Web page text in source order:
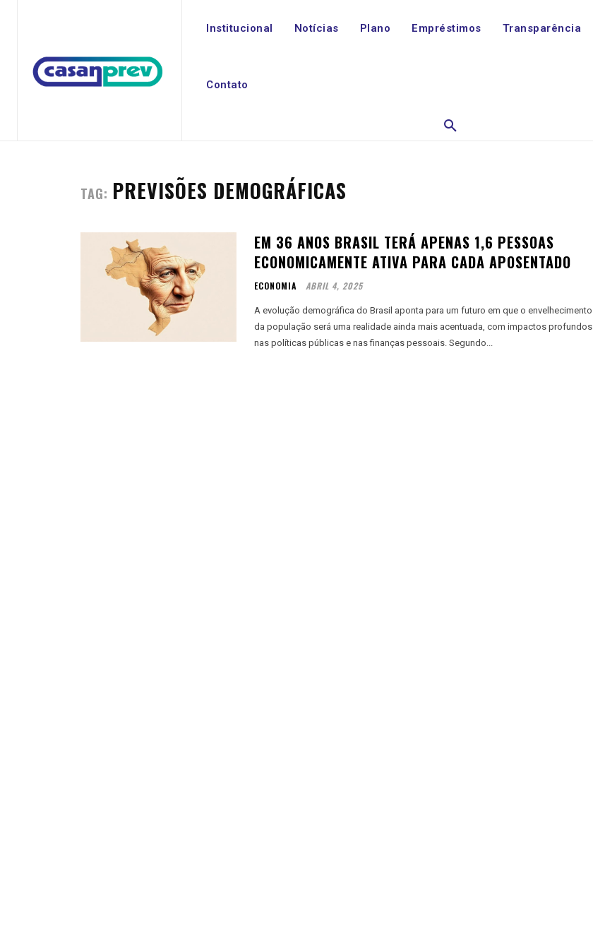
Institucional Notícias Plano Empréstimos Transparência
Contato
TAG: PREVISÕES DEMOGRÁFICAS
EM 36 ANOS BRASIL TERÁ APENAS 1,6 PESSOAS
ECONOMICAMENTE ATIVA PARA CADA APOSENTADO
ECONOMIA ABRIL 4, 2025
A evolução demográfica do Brasil aponta para um futuro em que o envelhecimento
da população será uma realidade ainda mais acentuada, com impactos profundos
nas políticas públicas e nas finanças pessoais. Segundo...